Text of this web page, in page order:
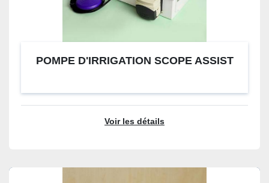
POMPE D'IRRIGATION SCOPE ASSIST
Voir les détails